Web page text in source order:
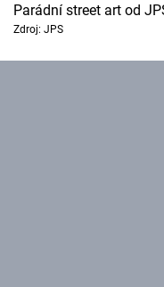
Parádní street art od
Zdroj: JPS